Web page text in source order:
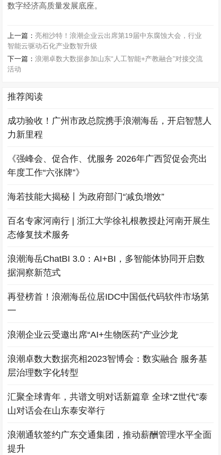
数字经济高质量发展底座。
上一篇： 亮相沙特！浪潮企业云出席第19届中东腐蚀大会，行业
智能云驱动石化产业数智升级
下一篇：浪潮卓数大数据参加山东“人工智能+产教融合”对接交流
活动
推荐阅读
成功验收！广州市政总院携手浪潮海岳，开启智慧人
力新里程
《强峰会、促合作、优服务 2026年广西贸促会亮出
年度工作“六张牌”》
海若技能大揭秘丨为政府部门“减负增效”
百名专家河南行 | 浙江大学徐礼根教授赴河南开展生
态修复技术服务
浪潮海岳ChatBI 3.0：AI+BI，多智能体协同开启数
据洞察新范式
再登榜首！浪潮海岳位居IDC中国低代码软件市场第
一
浪潮企业云受邀出席“AI+生物医药”产业沙龙
浪潮卓数大数据亮相2023智博会：数实融合 服务基
层治理数字化转型
汇聚全球青年，共谱文明对话新篇章 全球“Z世代”泰
山对话会在山东泰安举行
浪潮通软签约广东交通集团，推动薪酬管理水平全面
提升